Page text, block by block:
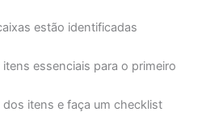
estão identificadas
essenciais para o primeiro
itens e faça um checklist